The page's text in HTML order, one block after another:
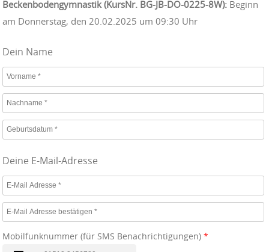
Beckenbodengymnastik (KursNr. BG-JB-DO-0225-8W): Beginn
am Donnerstag, den 20.02.2025 um 09:30 Uhr
Dein Name
Deine E-Mail-Adresse
Mobilfunknummer (für SMS Benachrichtigungen) *